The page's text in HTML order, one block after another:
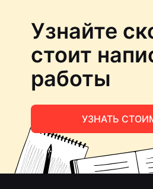
Узнайте
стоит
работы
УЗНАТЬ